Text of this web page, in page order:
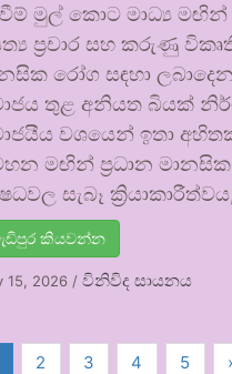
මුල් කොට මාධ්‍ය මඟින්
ප්‍රචාර සහ කරුණු
රෝග සඳහා
තුළ අනියත බියක්
වශයෙන් ඉතා
මඟින් ප්‍රධාන
සැබෑ
කියවන්න
15, 2026 /විනිවිද සායනය
2 3 4 5 ›